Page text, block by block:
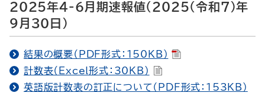
2025年4-6月期速報値（2025（令和7）年
9月30日）
結果の概要（PDF形式：150KB）
計数表（Excel形式：30KB）
英語版計数表の訂正について（PDF形式：153KB）